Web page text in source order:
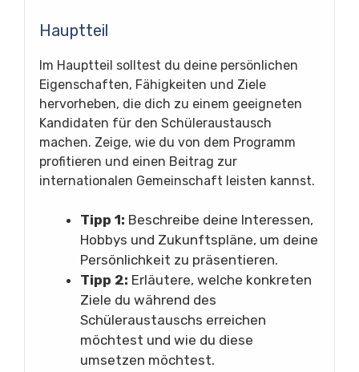
Hauptteil
Im Hauptteil solltest du deine persönlichen
Eigenschaften, Fähigkeiten und Ziele
hervorheben, die dich zu einem geeigneten
Kandidaten für den Schüleraustausch
machen. Zeige, wie du von dem Programm
profitieren und einen Beitrag zur
internationalen Gemeinschaft leisten kannst.
Tipp 1: Beschreibe deine Interessen,
Hobbys und Zukunftspläne, um deine
Persönlichkeit zu präsentieren.
Tipp 2: Erläutere, welche konkreten
Ziele du während des
Schüleraustauschs erreichen
möchtest und wie du diese
umsetzen möchtest.